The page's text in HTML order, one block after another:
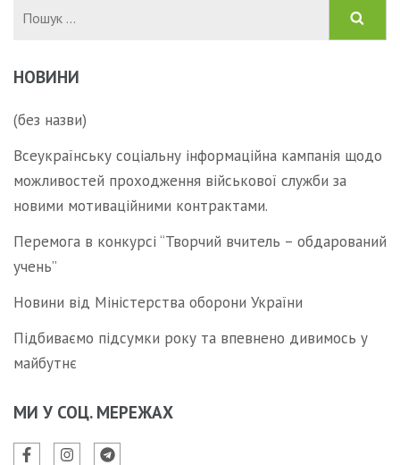
НОВИНИ
(без назви)
Всеукраїнську соціальну інформаційна кампанія щодо
можливостей проходження військової служби за
новими мотиваційними контрактами.
Перемога в конкурсі “Творчий вчитель – обдарований
учень”
Новини від Міністерства оборони України
Підбиваємо підсумки року та впевнено дивимось у
майбутнє
МИ У СОЦ. МЕРЕЖАХ